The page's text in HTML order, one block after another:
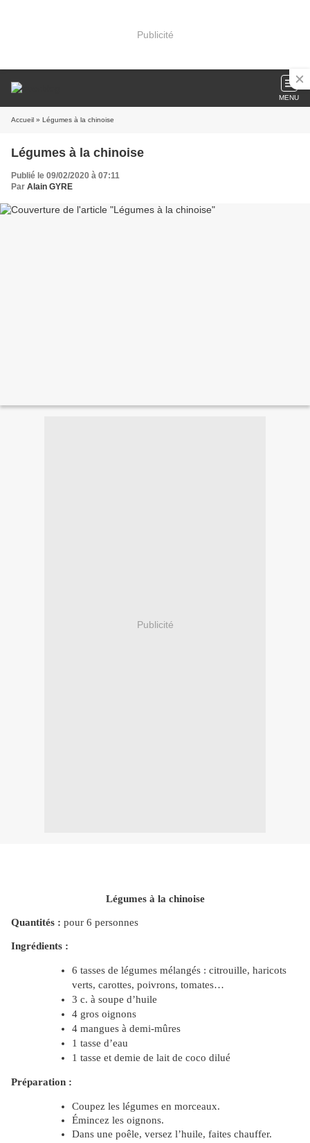
Publicité
MENU
Accueil » Légumes à la chinoise
Légumes à la chinoise
Publié le 09/02/2020 à 07:11
Par Alain GYRE
Publicité
Légumes à la chinoise
Quantités : pour 6 personnes
Ingrédients :
6 tasses de légumes mélangés : citrouille, haricots
verts, carottes, poivrons, tomates…
3 c. à soupe d’huile
4 gros oignons
4 mangues à demi-mûres
1 tasse d’eau
1 tasse et demie de lait de coco dilué
Préparation :
Coupez les légumes en morceaux.
Émincez les oignons.
Dans une poêle, versez l’huile, faites chauffer.